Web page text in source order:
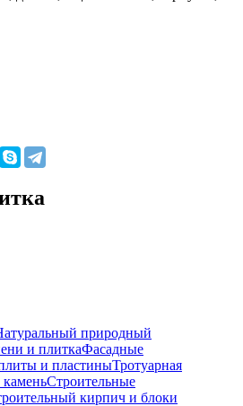
природный
и плиткаФасадные
и пластиныТротуарная
Строительные
кирпич и блоки